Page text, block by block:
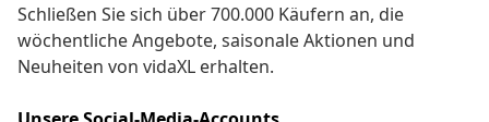
Schließen Sie sich über 700.000 Käufern an, die
wöchentliche Angebote, saisonale Aktionen und
Neuheiten von vidaXL erhalten.